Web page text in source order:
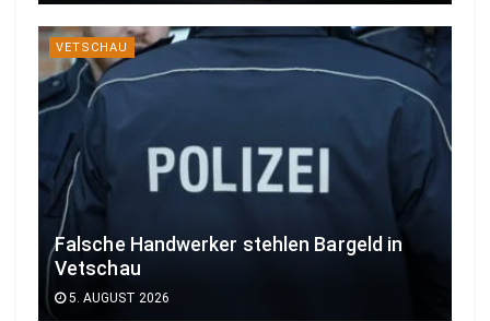
VETSCHAU
Falsche Handwerker stehlen Bargeld in
Vetschau
5. AUGUST 2026